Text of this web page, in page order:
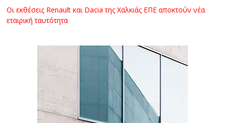
Οι εκθέσεις Renault και Dacia της Χαλκιάς ΕΠΕ αποκτούν νέα
εταιρική ταυτότητα